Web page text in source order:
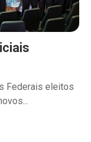
Federais eleitos